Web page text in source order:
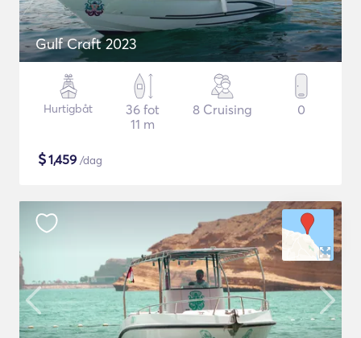
Gulf Craft 2023
Hurtigbåt
36 fot
11 m
8 Cruising 0
$1,459 /dag